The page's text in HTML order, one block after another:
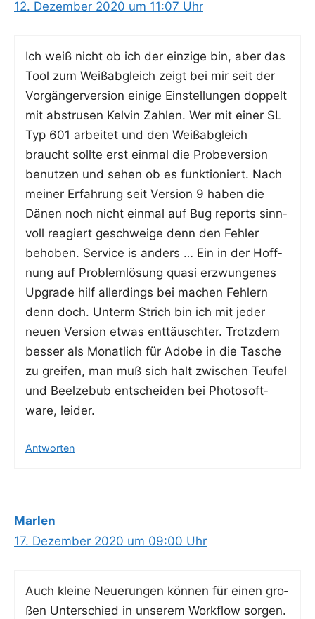
12. Dezember 2020 um 11:07 Uhr
Ich weiß nicht ob ich der ein­zi­ge bin, aber das
Tool zum Weiß­ab­gleich zeigt bei mir seit der
Vor­gän­ger­ver­si­on eini­ge Ein­stel­lun­gen dop­pelt
mit abstru­sen Kel­vin Zah­len. Wer mit einer SL
Typ 601 arbei­tet und den Weiß­ab­gleich
braucht soll­te erst ein­mal die Pro­be­ver­si­on
benut­zen und sehen ob es funk­tio­niert. Nach
mei­ner Erfah­rung seit Ver­si­on 9 haben die
Dänen noch nicht ein­mal auf Bug reports sinn­
voll reagiert geschwei­ge denn den Feh­ler
beho­ben. Ser­vice is anders … Ein in der Hoff­
nung auf Pro­blem­lö­sung qua­si erzwun­ge­nes
Upgrade hilf aller­dings bei machen Feh­lern
denn doch. Unterm Strich bin ich mit jeder
neu­en Ver­si­on etwas ent­täusch­ter. Trotz­dem
bes­ser als Monat­lich für Ado­be in die Tasche
zu grei­fen, man muß sich halt zwi­schen Teu­fel
und Beel­ze­bub ent­schei­den bei Pho­to­soft­
ware, leider.
Antworten
Marlen
17. Dezember 2020 um 09:00 Uhr
Auch klei­ne Neue­run­gen kön­nen für einen gro­
ßen Unter­schied in unse­rem Work­flow sor­gen.